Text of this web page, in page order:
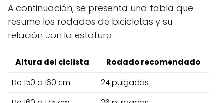
A continuación, se presenta una tabla que
resume los rodados de bicicletas y su
relación con la estatura:
Altura del ciclista
Rodado recomendado
De 150 a 160 cm
24 pulgadas